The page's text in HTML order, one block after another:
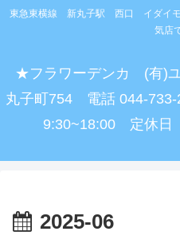
東急東横線 新丸子駅 西口 イダイ
気店
★フラワーデンカ (有)
丸子町754 電話
9:30~18:00 定休日
2025-06